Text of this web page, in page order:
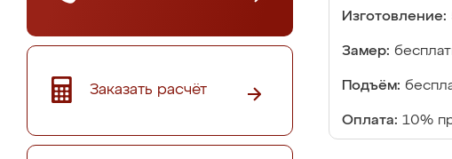
Заказать расчёт
Изготовление:
Замер:
Подъём:
Оплата: 10%